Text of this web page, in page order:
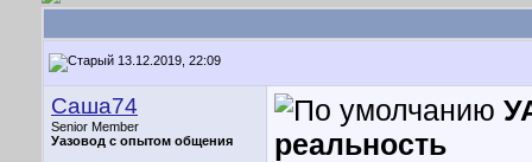
13.12.2019, 22:09
Саша74
Senior Member
Уазовод с опытом общения
реальность